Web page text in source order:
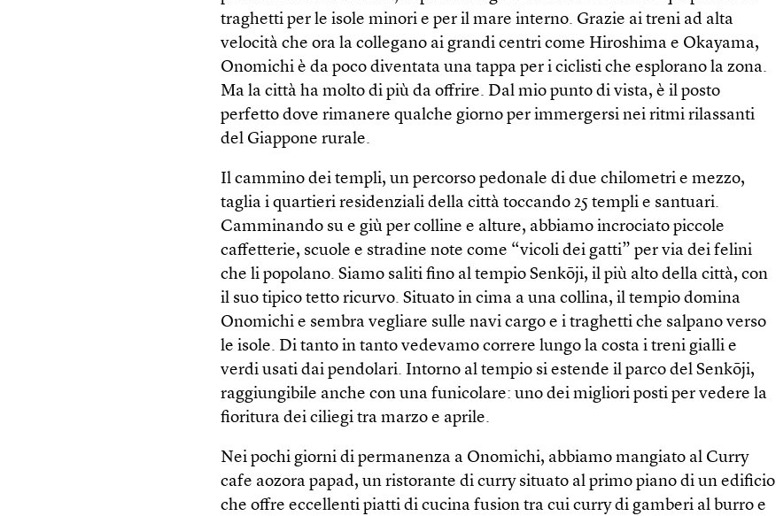
traghetti per le isole minori e per il mare interno. Grazie ai treni ad alta
velocità che ora la collegano ai grandi centri come Hiroshima e Okayama,
Onomichi è da poco diventata una tappa per i ciclisti che esplorano la zona.
Ma la città ha molto di più da offrire. Dal mio punto di vista, è il posto
perfetto dove rimanere qualche giorno per immergersi nei ritmi rilassanti
del Giappone rurale.
Il cammino dei templi, un percorso pedonale di due chilometri e mezzo,
taglia i quartieri residenziali della città toccando 25 templi e santuari.
Camminando su e giù per colline e alture, abbiamo incrociato piccole
caffetterie, scuole e stradine note come “vicoli dei gatti” per via dei felini
che li popolano. Siamo saliti fino al tempio Senkōji, il più alto della città, con
il suo tipico tetto ricurvo. Situato in cima a una collina, il tempio domina
Onomichi e sembra vegliare sulle navi cargo e i traghetti che salpano verso
le isole. Di tanto in tanto vedevamo correre lungo la costa i treni gialli e
verdi usati dai pendolari. Intorno al tempio si estende il parco del Senkōji,
raggiungibile anche con una funicolare: uno dei migliori posti per vedere la
fioritura dei ciliegi tra marzo e aprile.
Nei pochi giorni di permanenza a Onomichi, abbiamo mangiato al Curry
cafe aozora papad, un ristorante di curry situato al primo piano di un edificio
che offre eccellenti piatti di cucina fusion tra cui curry di gamberi al burro e